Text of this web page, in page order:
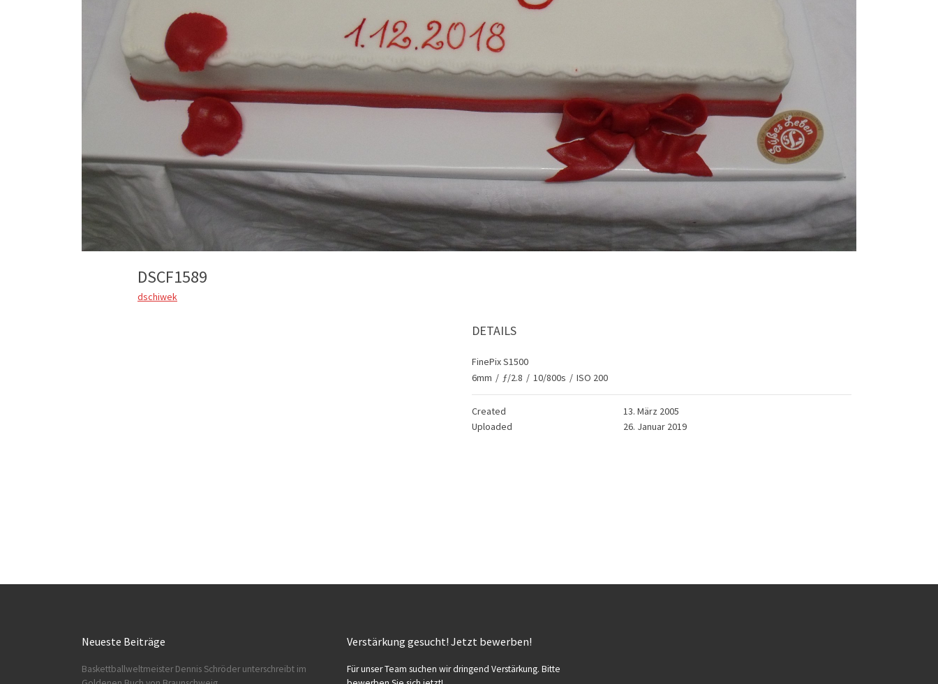
DSCF1589
dschiwek
DETAILS
FinePix S1500
6mm / ƒ/2.8 / 10/800s / ISO 200
Created
13. März 2005
Uploaded
26. Januar 2019
Neueste Beiträge
Baskettballweltmeister Dennis Schröder unterschreibt im
Verstärkung gesucht! Jetzt bewerben!
Für unser Team suchen wir dringend Verstärkung. Bitte